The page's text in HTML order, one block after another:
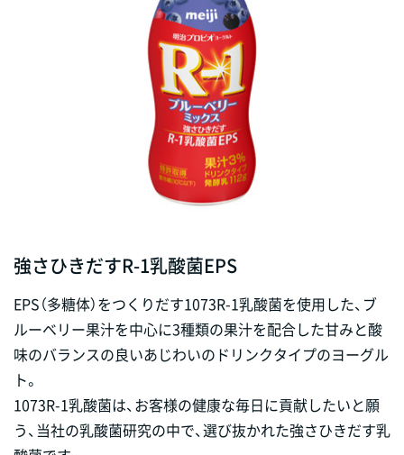
強さひきだすR-1乳酸菌EPS
EPS（多糖体）をつくりだす1073R-1乳酸菌を使用した、ブ
ルーベリー果汁を中心に3種類の果汁を配合した甘みと酸
味のバランスの良いあじわいのドリンクタイプのヨーグル
ト。
1073R-1乳酸菌は、お客様の健康な毎日に貢献したいと願
う、当社の乳酸菌研究の中で、選び抜かれた強さひきだす乳